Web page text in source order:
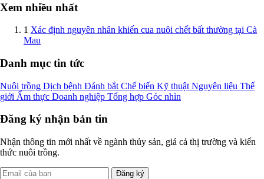
Xem nhiều nhất
1 Xác định nguyên nhân khiến cua nuôi chết bất thường tại Cà
Mau
Danh mục tin tức
Nuôi trồng Dịch bệnh Đánh bắt Chế biến Kỹ thuật Nguyên liệu Thế
giới Ẩm thực Doanh nghiệp Tổng hợp Góc nhìn
Đăng ký nhận bản tin
Nhận thông tin mới nhất về ngành thủy sản, giá cả thị trường và kiến
thức nuôi trồng.
Đăng ký